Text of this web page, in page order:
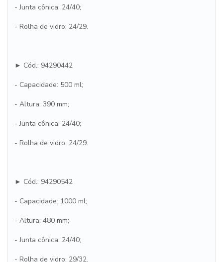
- Junta cônica: 24/40;
- Rolha de vidro: 24/29.
► Cód.: 94290442
- Capacidade: 500 ml;
- Altura: 390 mm;
- Junta cônica: 24/40;
- Rolha de vidro: 24/29.
► Cód.: 94290542
- Capacidade: 1000 ml;
- Altura: 480 mm;
- Junta cônica: 24/40;
- Rolha de vidro: 29/32.